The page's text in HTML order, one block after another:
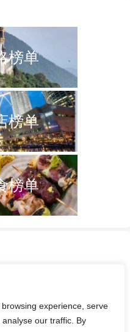
experience, serve
our traffic. By
榜单
榜单
榜单
票